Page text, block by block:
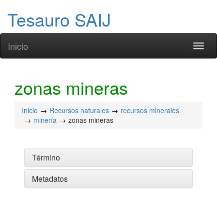
Tesauro SAIJ
Inicio
zonas mineras
Inicio Recursos naturales
recursos minerales
minería
zonas mineras
Término
Metadatos